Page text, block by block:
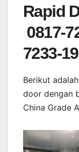
Rapid
0817-
7233-
Berikut
door dengan
China Grade A